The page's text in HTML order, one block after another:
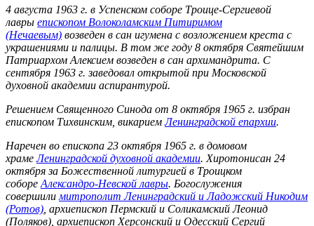
4 августа 1963 г. в Успенском соборе Троице-Сергиевой
лавры епископом Волоколамским Питиримом
(Нечаевым) возведен в сан игумена с возложением креста с
украшениями и палицы. В том же году 8 октября Святейшим
Патриархом Алексием возведен в сан архимандрита. С
сентября 1963 г. заведовал открытой при Московской
духовной академии аспирантурой.
Решением Священного Синода от 8 октября 1965 г. избран
епископом Тихвинским, викариемЛенинградской епархии.
Наречен во епископа 23 октября 1965 г. в домовом
храмеЛенинградской духовной академии. Хиротонисан 24
октября за Божественной литургией в Троицком
соборе Александро-Невской лавры. Богослужения
совершили митрополит Ленинградский и Ладожский Никодим
(Ротов) , архиепископ Пермский и Соликамский Леонид
(Поляков), архиепископ Херсонский и Одесский Сергий